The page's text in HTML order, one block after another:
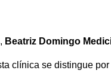
, Beatriz Domingo
clínica se distingue